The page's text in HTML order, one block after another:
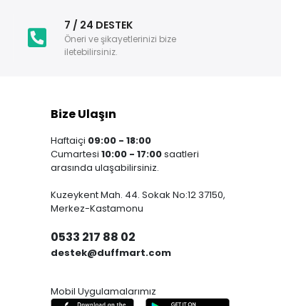
7 / 24 DESTEK
Öneri ve şikayetlerinizi bize
iletebilirsiniz.
Bize Ulaşın
Haftaiçi 09:00 - 18:00
Cumartesi 10:00 - 17:00saatleri
arasında ulaşabilirsiniz.
Kuzeykent Mah. 44. Sokak No:12 37150,
Merkez-Kastamonu
0533 217 88 02
destek@duffmart.com
Mobil Uygulamalarımız